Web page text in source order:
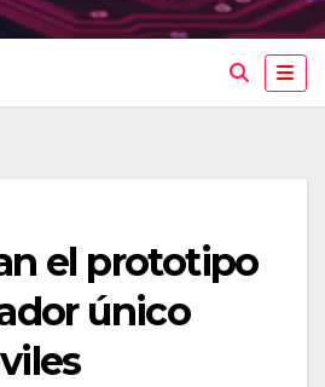
el prototipo
único